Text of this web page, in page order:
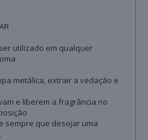
utilizado em qualquer
metálica, extrair a vedação e
e liberem a fragrância no
sempre que desejar uma